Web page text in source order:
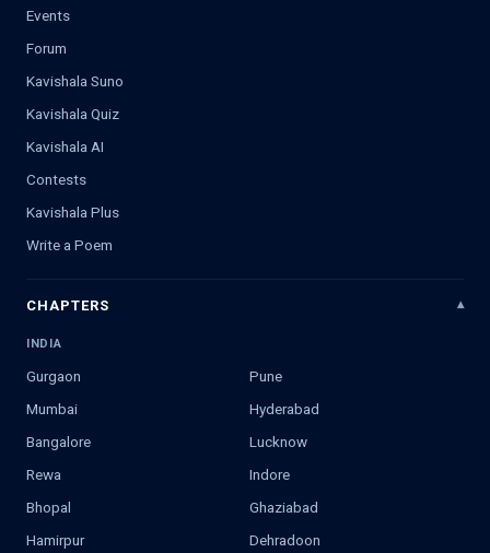
Events
Forum
Kavishala Suno
Kavishala Quiz
Kavishala AI
Contests
Kavishala Plus
Write a Poem
CHAPTERS
INDIA
Gurgaon
Pune
Mumbai
Hyderabad
Bangalore
Lucknow
Rewa
Indore
Bhopal
Ghaziabad
Hamirpur
Dehradoon